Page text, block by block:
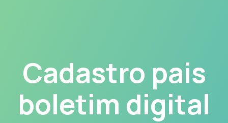
Cadastro pais
boletim digital